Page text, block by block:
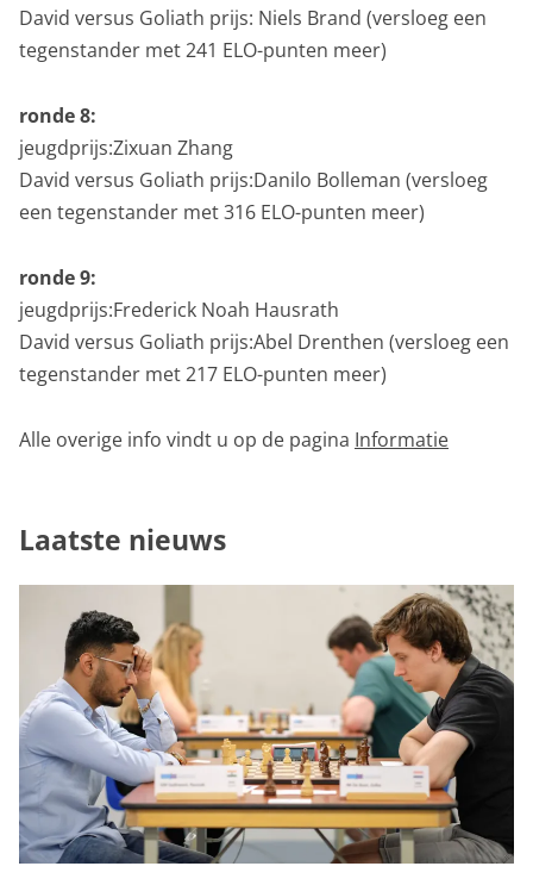
David versus Goliath prijs: Niels Brand (versloeg een
tegenstander met 241 ELO-punten meer)
ronde 8:
jeugdprijs:Zixuan Zhang
David versus Goliath prijs:Danilo Bolleman (versloeg
een tegenstander met 316 ELO-punten meer)
ronde 9:
jeugdprijs:Frederick Noah Hausrath
David versus Goliath prijs:Abel Drenthen (versloeg een
tegenstander met 217 ELO-punten meer)
Alle overige info vindt u op de pagina Informatie
Laatste nieuws